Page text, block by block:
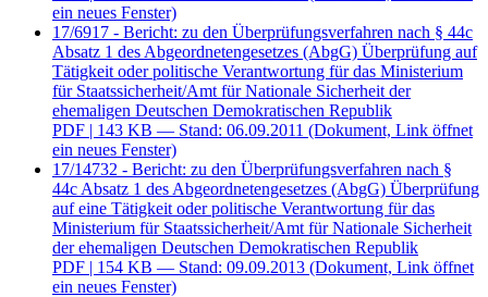
ein neues Fenster)
17/6917 - Bericht: zu den Überprüfungsverfahren nach § 44c
Absatz 1 des Abgeordnetengesetzes (AbgG) Überprüfung auf
Tätigkeit oder politische Verantwortung für das Ministerium
für Staatssicherheit/Amt für Nationale Sicherheit der
ehemaligen Deutschen Demokratischen Republik
PDF | 143 KB — Stand: 06.09.2011 (Dokument, Link öffnet
ein neues Fenster)
17/14732 - Bericht: zu den Überprüfungsverfahren nach §
44c Absatz 1 des Abgeordnetengesetzes (AbgG) Überprüfung
auf eine Tätigkeit oder politische Verantwortung für das
Ministerium für Staatssicherheit/Amt für Nationale Sicherheit
der ehemaligen Deutschen Demokratischen Republik
PDF | 154 KB — Stand: 09.09.2013 (Dokument, Link öffnet
ein neues Fenster)